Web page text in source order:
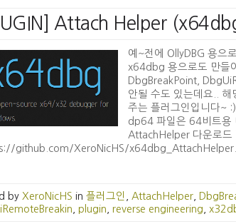
Attach Helper
예~전에 OllyDBG 용
x64dbg 용으로도 만들
DbgBreakPoint,
안될 수도 있는데요.. 해
주는 플러그인입니다~
dp64 파일은 64비트용
AttachHelper 다운로
github.com/XeroNicHS/
by XeroNicHS in 플러그인 AttachHelper
plugin reverse engineering